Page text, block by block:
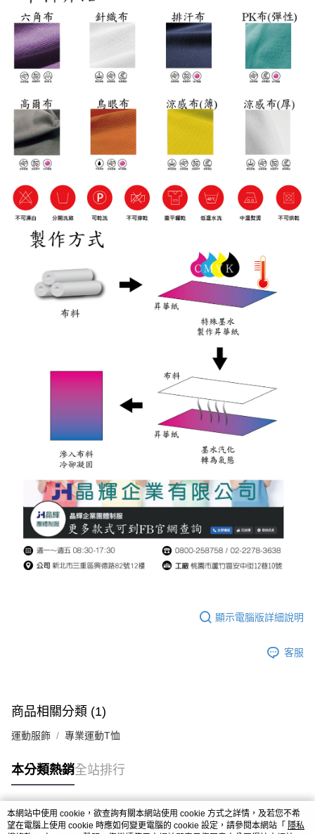
顯示電腦版詳細說明
客服
商品相關分類 (1)
運動服飾 專業運動T恤
本分類熱銷全站排行
熱門標籤
本網站中使用 cookie，欲查詢有關本網站使用 cookie 方式之詳情，及若您不希
望在電腦上使用 cookie 時應如何變更電腦的 cookie 設定，請參閱本網站「 隱私